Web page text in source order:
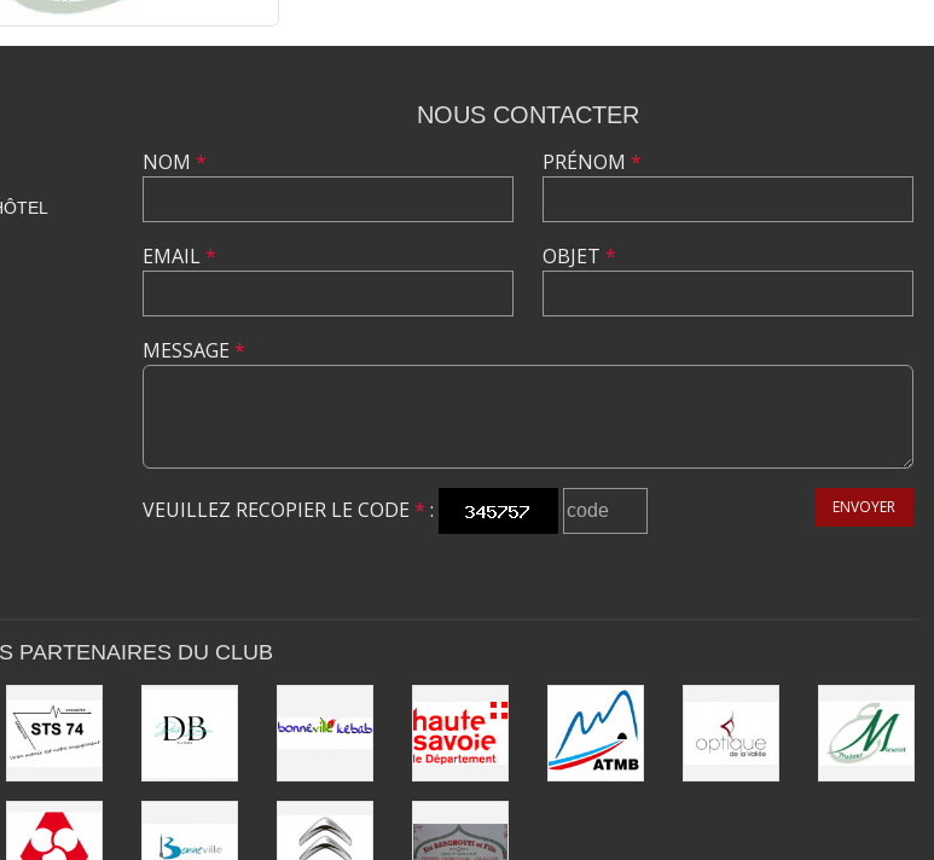
NOUS CONTACTER
NOM *
EMAIL*
PRÉNOM *
OBJET *
MESSAGE *
VEUILLEZ RECOPIER LE CODE * : ENVOYER
PARTENAIRES DU CLUB